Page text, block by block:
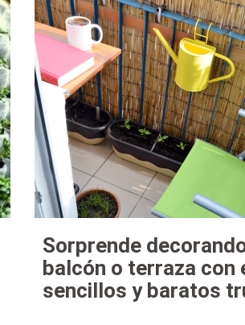
Sorprende
balcón o terraza con
sencillos y baratos